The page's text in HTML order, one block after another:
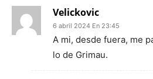
Velickovic
6 abril 2024 En 23:45
A mi, desde fuera, me
lo de Grimau.